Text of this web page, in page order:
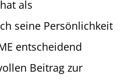
als
seine Persönlichkeit
entscheidend
Beitrag zur